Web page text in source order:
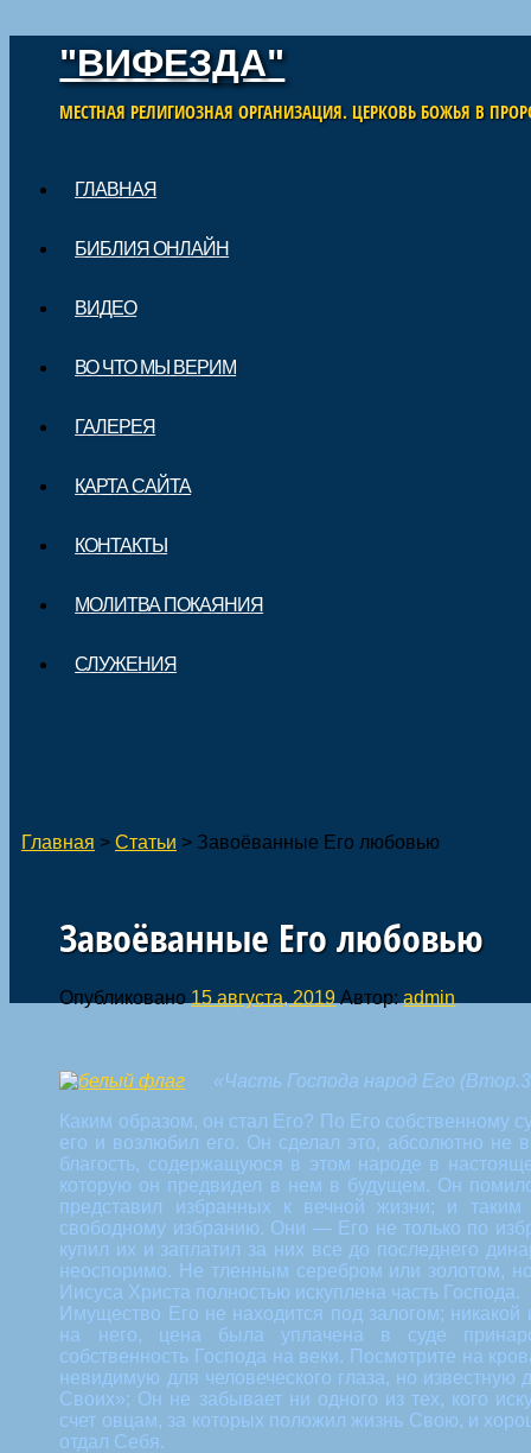
"ВИФЕЗДА"
МЕСТНАЯ РЕЛИГИОЗНАЯ ОРГАНИЗАЦИЯ. ЦЕРКОВЬ БОЖЬЯ В
Main menu
ГЛАВНАЯ
БИБЛИЯ ОНЛАЙН
ВИДЕО
ВО ЧТО МЫ ВЕРИМ
ГАЛЕРЕЯ
КАРТА САЙТА
КОНТАКТЫ
МОЛИТВА ПОКАЯНИЯ
СЛУЖЕНИЯ
Главная > Статьи > Завоёванные Его любовью
Завоёванные Его любовью
Опубликовано 15 августа, 2019 Автор:admin
«Часть Господа народ Его
Каким образом, он стал Его? По Его собственному
его и возлюбил его. Он сделал это, абсолютно не
благость, содержащуюся в этом народе в
которую он предвидел в нем в будущем. Он
представил избранных к вечной жизни; и
свободному избранию. Они — Его не только по
купил их и заплатил за них все до последнего
неоспоримо. Не тленным серебром или золотом,
Иисуса Христа полностью искуплена часть Господа.
Имущество Его не находится под залогом;
на него, цена была уплачена в суде
собственность Господа на веки. Посмотрите на
невидимую для человеческого глаза, но известную
Своих»; Он не забывает ни одного из тех, кого
счет овцам, за которых положил жизнь Свою, и
отдал Себя.